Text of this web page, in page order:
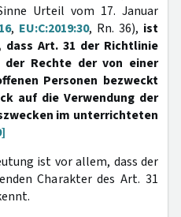
Urteil vom 17. Januar
, EU:C:2019:30, Rn. 36), ist
dass Art. 31 der Richtlinie
der Rechte der von einer
Personen bezweckt
auf die Verwendung der
im unterrichteten
ist vor allem, dass der
Charakter des Art. 31